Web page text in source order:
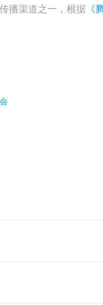
播渠道之一，根据 《